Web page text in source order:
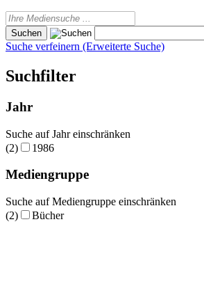
Suche verfeinern (Erweiterte Suche)
Suchfilter
Jahr
Suche auf Jahr einschränken
(2)
1986
Mediengruppe
Suche auf Mediengruppe einschränken
(2)
Bücher